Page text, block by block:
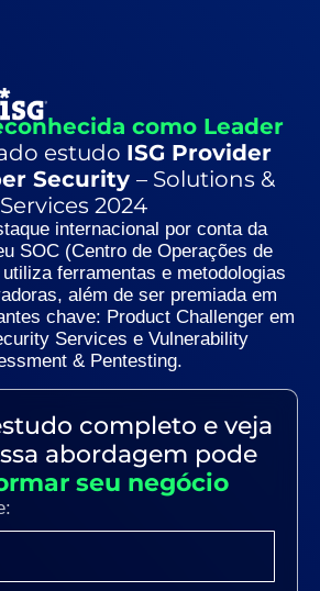
como Leader
estudo ISG Provider
Security – Solutions &
Services 2024
internacional por conta da
SOC(Centro de Operações de
ferramentas e metodologias
além de ser premiada em
chave: Product Challenger em
Services e Vulnerability
& Pentesting.
completo e veja
abordagem pode
seu negócio